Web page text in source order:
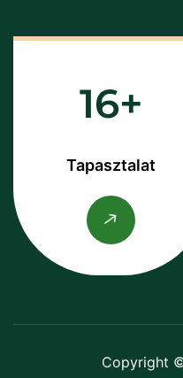
16
Tapasztalat
Copyright